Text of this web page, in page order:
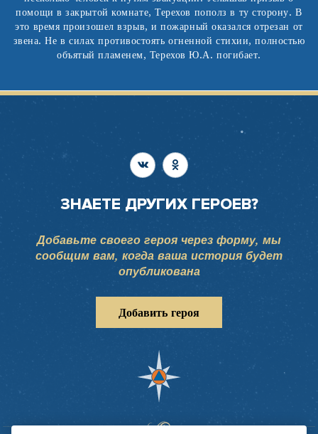
помощи в закрытой комнате, Терехов пополз в ту сторону. В
это время произошел взрыв, и пожарный оказался отрезан от
звена. Не в силах противостоять огненной стихии, полностью
объятый пламенем, Терехов Ю.А. погибает.
ЗНАЕТЕ ДРУГИХ ГЕРОЕВ?
Добавьте своего героя через форму, мы
сообщим вам, когда ваша история будет
опубликована
Добавить героя